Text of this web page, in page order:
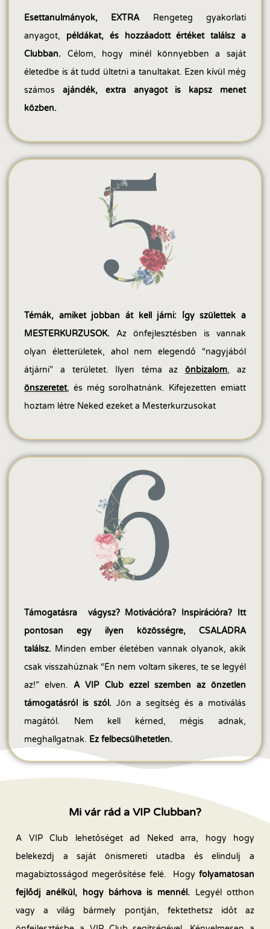
Esettanulmányok, EXTRA Rengeteg gyakorlati
anyagot, példákat, és hozzáadott értéket találsz a
Clubban. Célom, hogy minél könnyebben a saját
életedbe is át tudd ültetni a tanultakat. Ezen kívül még
számos ajándék, extra anyagot is kapsz menet
közben.
Témák, amiket jobban át kell járni: Így születtek a
MESTERKURZUSOK. Az önfejlesztésben is vannak
olyan életterületek, ahol nem elegendő “nagyjából
átjárni” a területet. Ilyen téma az önbizalom, az
önszeretet, és még sorolhatnánk. Kifejezetten emiatt
hoztam létre Neked ezeket a Mesterkurzusokat
Támogatásra vágysz? Motivációra? Inspirációra? Itt
pontosan egy ilyen közösségre, CSALÁDRA
találsz. Minden ember életében vannak olyanok, akik
csak visszahúznak “Én nem voltam sikeres, te se legyél
az!” elven.A VIP Club ezzel szemben az önzetlen
támogatásról is szól. Jön a segítség és a motiválás
magától. Nem kell kérned, mégis adnak,
meghallgatnak. Ez felbecsülhetetlen.
Mi vár rád a VIP Clubban?
A VIP Club lehetőséget ad Neked arra, hogy hogy
belekezdj a saját önismereti utadba és elindulj a
magabiztosságod megerősítése felé. Hogy folyamatosan
fejlődj anélkül, hogy bárhova is mennél. Legyél otthon
vagy a világ bármely pontján, fektethetsz időt az